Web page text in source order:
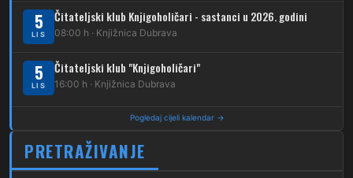
264 Dubec – Sesvete – Jesenovec
267
270 Dubec – Sesvete – Blaguša
272 Dubec – Sesvete – Moravče
5
LIS
Čitateljski klub Knjigoholičari - sastanci u 2026. godini
08:00 h · Knjižnica Dubrava
5
LIS
Čitateljski klub "Knjigoholičari"
16:00 h · Knjižnica Dubrava
Pogledaj cijeli kalendar →
PRETRAŽIVANJE